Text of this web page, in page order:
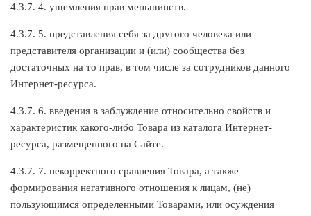
4.3.7. 4. ущемления прав меньшинств.
4.3.7. 5. представления себя за другого человека или
представителя организации и (или) сообщества без
достаточных на то прав, в том числе за сотрудников данного
Интернет-ресурса.
4.3.7. 6. введения в заблуждение относительно свойств и
характеристик какого-либо Товара из каталога Интернет-
ресурса, размещенного на Сайте.
4.3.7. 7. некорректного сравнения Товара, а также
формирования негативного отношения к лицам, (не)
пользующимся определенными Товарами, или осуждения